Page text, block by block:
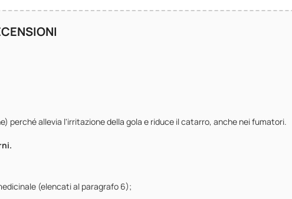
perché allevia l'irritazione della gola e riduce il catarro, anche nei fumatori.
(elencati al paragrafo 6);